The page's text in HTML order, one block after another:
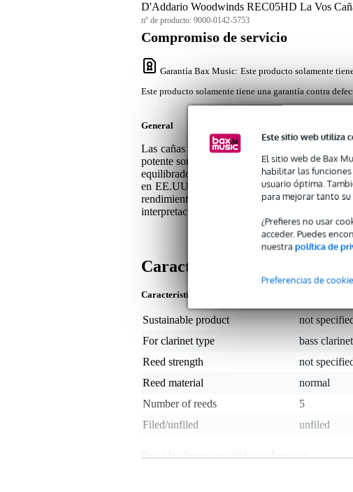
Este sitio web utiliza
El sitio web de Bax
habilitar las
usuario óptima.
para mejorar tanto
¿Prefieres no usar
acceder. Puedes
nuestra política de
Preferencias de
D'Addario Woodwinds REC05HD La Vos
nº de producto: 9000-0142-5753
Compromiso de servicio
Garantía Bax Music: Este producto solamente
Este producto solamente tiene una garantía contra
General
Las cañas D'Addario La Voz para clarinete
potente sonido y flexibilidad. Diseñadas con
equilibrado y un dorso más fuerte para un tono
en EE.UU. a partir de cañas cultivadas de
rendimiento y durabilidad. Disponibles en
interpretación.
Características
Características del producto
Sustainable product
not
For clarinet type
bass clarinet
Reed strength
not
Reed material
normal
Number of reeds
5
Filed/unfiled
unfiled